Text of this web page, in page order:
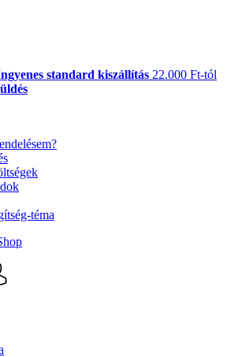
standard kiszállítás 22.000 Ft-tól
téma